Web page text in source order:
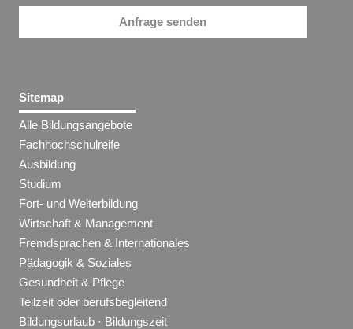
Anfrage senden
Sitemap
Alle Bildungsangebote
Fachhochschulreife
Ausbildung
Studium
Fort- und Weiterbildung
Wirtschaft & Management
Fremdsprachen & Internationales
Pädagogik & Soziales
Gesundheit & Pflege
Teilzeit oder berufsbegleitend
Bildungsurlaub · Bildungszeit